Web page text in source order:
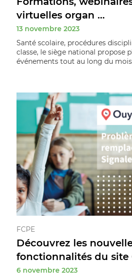
virtuelles organ ...
13 novembre 2023
Santé scolaire, procédures
classe, le siège national propose
événements tout au long du mois
FCPE
Découvrez les
fonctionnalités du site
6 novembre 2023